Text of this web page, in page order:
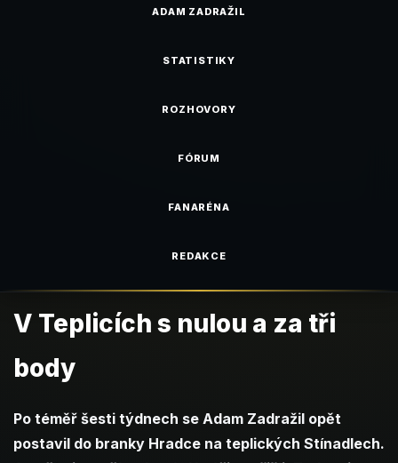
ADAM ZADRAŽIL
STATISTIKY
ROZHOVORY
FÓRUM
FANARÉNA
REDAKCE
V Teplicích s nulou a za tři
body
Po téměř šesti týdnech se Adam Zadražil opět
postavil do branky Hradce na teplických Stínadlech.